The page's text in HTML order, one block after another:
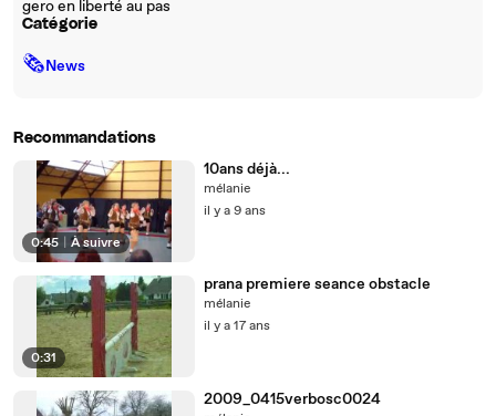
gero en liberté au pas
Catégorie
🗞News
Recommandations
0:45 À suivre
10ans déjà...
mélanie
il y a 9 ans
0:31
prana premiere seance obstacle
mélanie
il y a 17 ans
2009_0415verbosc0024